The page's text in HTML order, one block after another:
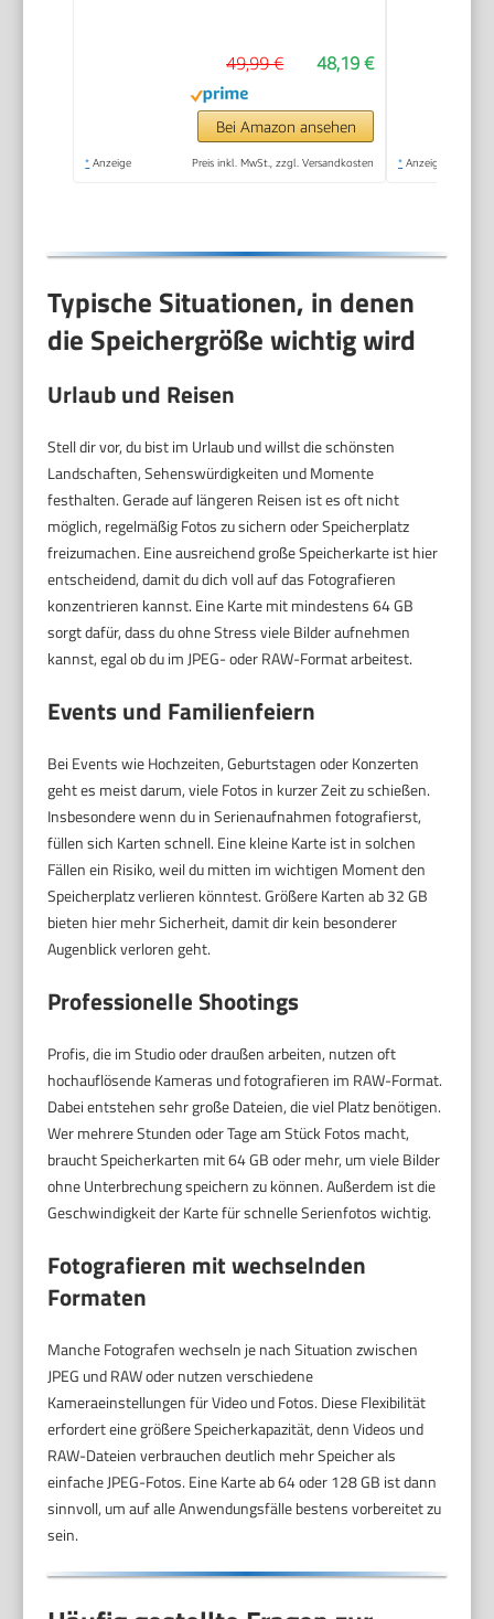
UHD Videos, SanDisk
QuickFlow-
Technologie,
temperaturbeständig)
48,19 €
49,99 €
Bei Amazon ansehen
* Anzeige Preis inkl. MwSt., zzgl. Versandkosten * Anzeige
Typische Situationen, in denen
die Speichergröße wichtig wird
Urlaub und Reisen
Stell dir vor, du bist im Urlaub und willst die schönsten
Landschaften, Sehenswürdigkeiten und Momente
festhalten. Gerade auf längeren Reisen ist es oft nicht
möglich, regelmäßig Fotos zu sichern oder Speicherplatz
freizumachen. Eine ausreichend große Speicherkarte ist hier
entscheidend, damit du dich voll auf das Fotografieren
konzentrieren kannst. Eine Karte mit mindestens 64 GB
sorgt dafür, dass du ohne Stress viele Bilder aufnehmen
kannst, egal ob du im JPEG- oder RAW-Format arbeitest.
Events und Familienfeiern
Bei Events wie Hochzeiten, Geburtstagen oder Konzerten
geht es meist darum, viele Fotos in kurzer Zeit zu schießen.
Insbesondere wenn du in Serienaufnahmen fotografierst,
füllen sich Karten schnell. Eine kleine Karte ist in solchen
Fällen ein Risiko, weil du mitten im wichtigen Moment den
Speicherplatz verlieren könntest. Größere Karten ab 32 GB
bieten hier mehr Sicherheit, damit dir kein besonderer
Augenblick verloren geht.
Professionelle Shootings
Profis, die im Studio oder draußen arbeiten, nutzen oft
hochauflösende Kameras und fotografieren im RAW-Format.
Dabei entstehen sehr große Dateien, die viel Platz benötigen.
Wer mehrere Stunden oder Tage am Stück Fotos macht,
braucht Speicherkarten mit 64 GB oder mehr, um viele Bilder
ohne Unterbrechung speichern zu können. Außerdem ist die
Geschwindigkeit der Karte für schnelle Serienfotos wichtig.
Fotografieren mit wechselnden
Formaten
Manche Fotografen wechseln je nach Situation zwischen
JPEG und RAW oder nutzen verschiedene
Kameraeinstellungen für Video und Fotos. Diese Flexibilität
erfordert eine größere Speicherkapazität, denn Videos und
RAW-Dateien verbrauchen deutlich mehr Speicher als
einfache JPEG-Fotos. Eine Karte ab 64 oder 128 GB ist dann
sinnvoll, um auf alle Anwendungsfälle bestens vorbereitet zu
sein.